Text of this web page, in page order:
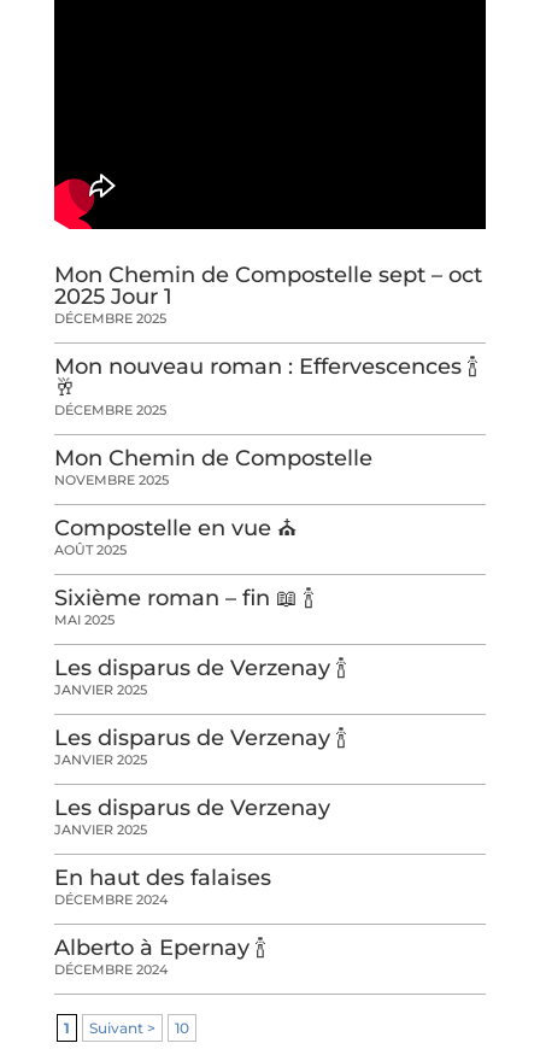
Mon Chemin de Compostelle sept – oct
2025 Jour 1
DÉCEMBRE 2025
Mon nouveau roman : Effervescences 🍾
🥂
DÉCEMBRE 2025
Mon Chemin de Compostelle
NOVEMBRE 2025
Compostelle en vue ⛪️
AOÛT 2025
Sixième roman – fin 📖 🍾
MAI 2025
Les disparus de Verzenay 🍾
JANVIER 2025
Les disparus de Verzenay 🍾
JANVIER 2025
Les disparus de Verzenay
JANVIER 2025
En haut des falaises
DÉCEMBRE 2024
Alberto à Epernay 🍾
DÉCEMBRE 2024
1 Suivant > 10